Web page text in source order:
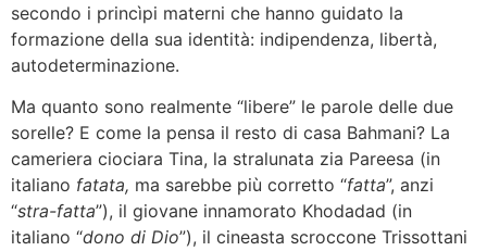
secondo i princìpi materni che hanno guidato la
formazione della sua identità: indipendenza, libertà,
autodeterminazione.
Ma quanto sono realmente “libere” le parole delle due
sorelle? E come la pensa il resto di casa Bahmani? La
cameriera ciociara Tina, la stralunata zia Pareesa (in
italiano fatata, ma sarebbe più corretto “fatta”, anzi
“stra-fatta”), il giovane innamorato Khodadad (in
italiano “dono di Dio”), il cineasta scroccone Trissottani